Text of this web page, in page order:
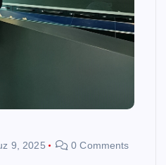
9, 2025 0 Comments